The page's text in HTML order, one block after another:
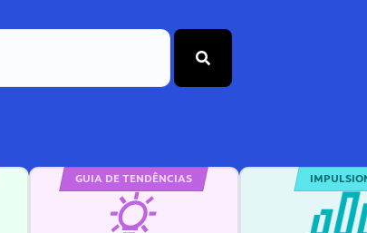
GUIA DE TENDÊNCIAS